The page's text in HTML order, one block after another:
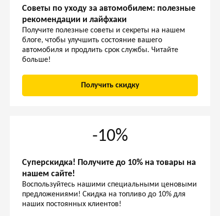
Советы по уходу за автомобилем: полезные
рекомендации и лайфхаки
Получите полезные советы и секреты на нашем
блоге, чтобы улучшить состояние вашего
автомобиля и продлить срок службы. Читайте
больше!
Получить скидку
-10%
Суперскидка! Получите до 10% на товары на
нашем сайте!
Воспользуйтесь нашими специальными ценовыми
предложениями! Скидка на топливо до 10% для
наших постоянных клиентов!